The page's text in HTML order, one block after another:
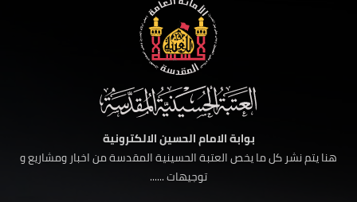
بوابة الامام الحسين الالكترونية
هنا يتم نشر كل ما يخص العتبة الحسينية المقدسة من اخبار ومشاريع و
توجيهات ......